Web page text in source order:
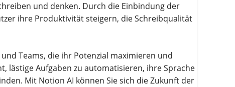
und denken. Durch die Einbindung der
ihre Produktivität steigern, die Schreibqualität
Teams, die ihr Potenzial maximieren und
lästige Aufgaben zu automatisieren, ihre Sprache
Mit Notion AI können Sie sich die Zukunft der